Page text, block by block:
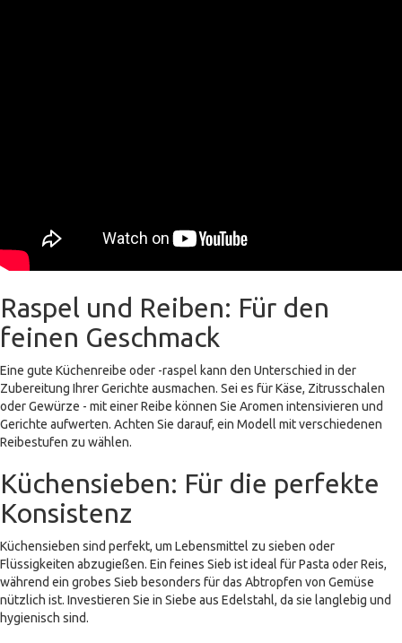
Raspel und Reiben: Für den
feinen Geschmack
Eine gute Küchenreibe oder -raspel kann den Unterschied in der
Zubereitung Ihrer Gerichte ausmachen. Sei es für Käse, Zitrusschalen
oder Gewürze - mit einer Reibe können Sie Aromen intensivieren und
Gerichte aufwerten. Achten Sie darauf, ein Modell mit verschiedenen
Reibestufen zu wählen.
Küchensieben: Für die perfekte
Konsistenz
Küchensieben sind perfekt, um Lebensmittel zu sieben oder
Flüssigkeiten abzugießen. Ein feines Sieb ist ideal für Pasta oder Reis,
während ein grobes Sieb besonders für das Abtropfen von Gemüse
nützlich ist. Investieren Sie in Siebe aus Edelstahl, da sie langlebig und
hygienisch sind.